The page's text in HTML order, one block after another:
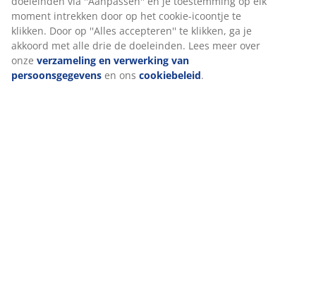
Verlichtingkan ook een erg groot verschil maken.
Gebruik bijvoorbeeld tafellampen, lichtsnoeren en
kaarsen om een warme en gezellige sfeer te creëren in
je woonkamer.
moment intrekken door op het cookie-icoontje te
klikken. Door op ''Alles accepteren'' te klikken, ga je
akkoord met alle drie de doeleinden. Lees meer over
onze verzameling en verwerking van
persoonsgegevens en ons cookiebeleid.